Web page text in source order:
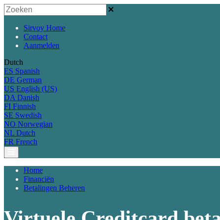
Sirvoy Home
Contact
Aanmelden
Dutch
ES Spanish
DE German
US English (US)
DA Danish
FI Finnish
SE Swedish
NO Norwegian
NL Dutch
FR French
Home
Financiën
Betalingen Beheren